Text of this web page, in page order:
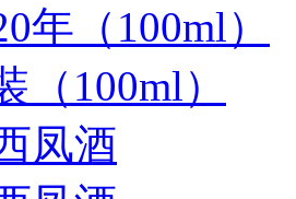
年（100ml）
（100ml）
凤酒